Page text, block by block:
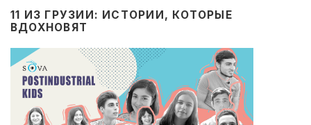
11 ИЗ ГРУЗИИ: ИСТОРИИ, КОТОРЫЕ
ВДОХНОВЯТ